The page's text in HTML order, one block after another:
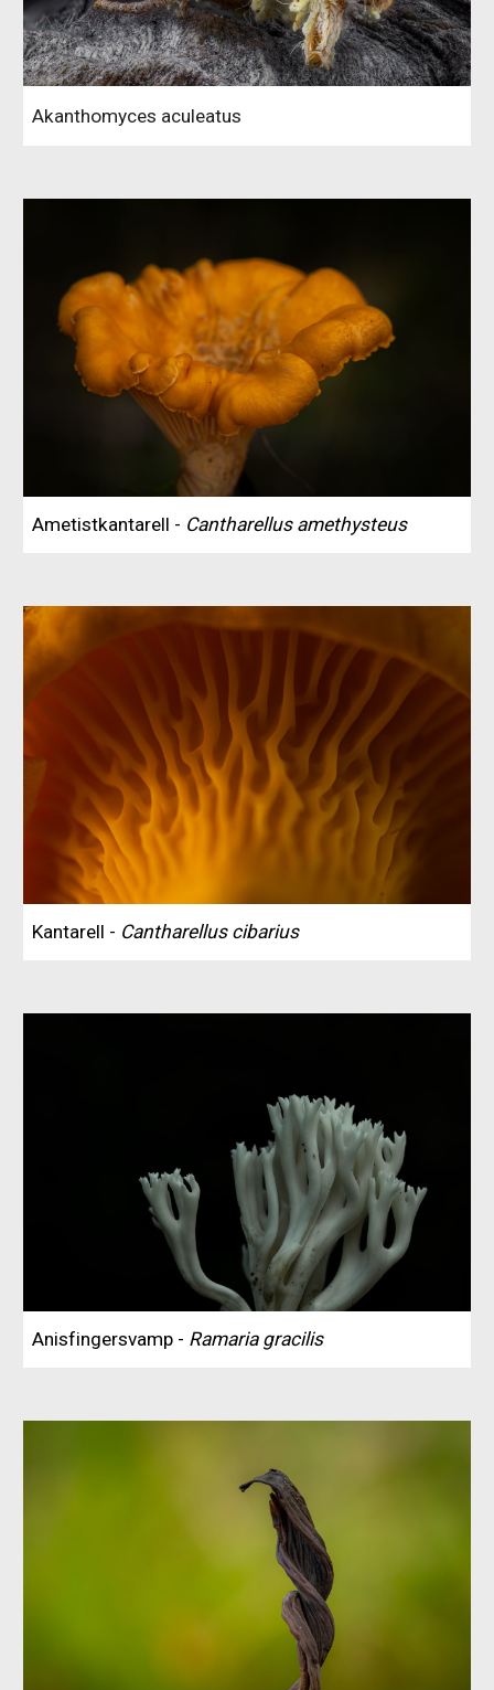
Akanthomyces aculeatus
Ametistkantarell - Cantharellus amethysteus
Kantarell - Cantharellus cibarius
Anisfingersvamp - Ramaria gracilis